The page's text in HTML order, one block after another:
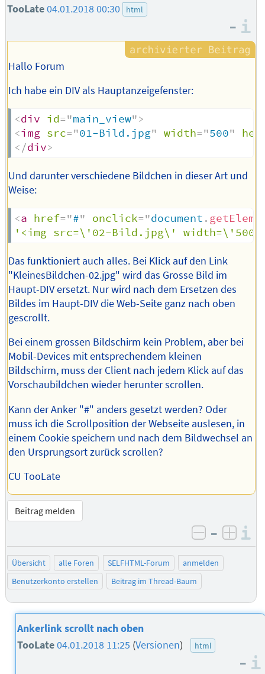
TooLate04.01.2018 00:30 html
–
Hallo Forum
Ich habe ein DIV als Hauptanzeigefenster:
<div id="main_view">
<img src="01-Bild.jpg" width="500"
</div>
Und darunter verschiedene Bildchen in dieser Art und
Weise:
<a href="#" onclick="document .
'<img src=\'02-Bild.jpg\'
Das funktioniert auch alles. Bei Klick auf den Link
"KleinesBildchen-02.jpg" wird das Grosse Bild im
Haupt-DIV ersetzt. Nur wird nach dem Ersetzen des
Bildes im Haupt-DIV die Web-Seite ganz nach oben
gescrollt.
Bei einem grossen Bildschirm kein Problem, aber bei
Mobil-Devices mit entsprechendem kleinen
Bildschirm, muss der Client nach jedem Klick auf das
Vorschaubildchen wieder herunter scrollen.
Kann der Anker "#" anders gesetzt werden? Oder
muss ich die Scrollposition der Webseite auslesen, in
einem Cookie speichern und nach dem Bildwechsel an
den Ursprungsort zurück scrollen?
CU TooLate
Beitrag melden
negativ
–
Übersicht alle Foren SELFHTML-Forum
anmelden
Benutzerkonto erstellen
Beitrag im Thread-Baum
Ankerlink scrollt nach oben
TooLate04.01.2018 11:25 (Versionen) html
–